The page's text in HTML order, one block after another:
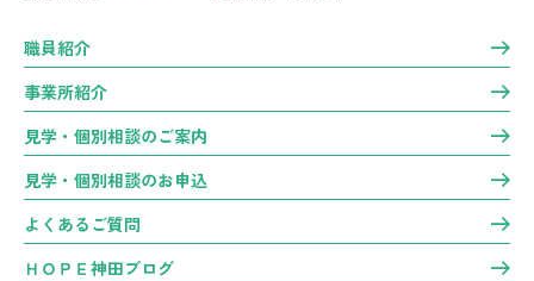
職員紹介
事業所紹介
見学・個別相談のご案内
見学・個別相談のお申込
よくあるご質問
ＨＯＰＥ神田ブログ